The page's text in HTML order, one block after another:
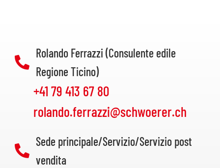
Rolando Ferrazzi (Consulente edile
Regione Ticino)
+41 79 413 67 80
rolando.ferrazzi@schwoerer.ch
Sede principale/Servizio/Servizio post
vendita